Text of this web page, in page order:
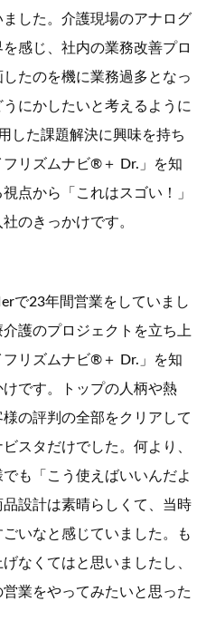
ました。介護現場のアナログ
感じ、社内の業務改善プロ
たのを機に業務過多となっ
にかしたいと考えるように
した課題解決に興味を持ち
フリズムナビ®＋ Dr.」を知
点から「これはスゴい！」
のきっかけです。
で23年間営業をしていまし
護のプロジェクトを立ち上
フリズムナビ®＋ Dr.」を知
けです。トップの人柄や熱
の評判の全部をクリアして
スタだけでした。何より、
も「こう使えばいいんだよ
設計は素晴らしくて、当時
いなと感じていました。も
なくてはと思いましたし、
業をやってみたいと思った